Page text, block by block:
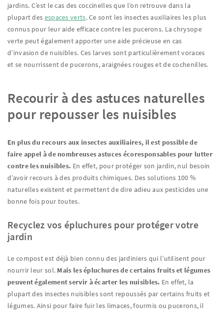
jardins. C’est le cas des coccinelles que l’on retrouve dans la
plupart des espaces verts. Ce sont les insectes auxiliaires les plus
connus pour leur aide efficace contre les pucerons. La chrysope
verte peut également apporter une aide précieuse en cas
d’invasion de nuisibles. Ces larves sont particulièrement voraces
et se nourrissent de pucerons, araignées rouges et de cochenilles.
Recourir à des astuces naturelles
pour repousser les nuisibles
En plus du recours aux insectes auxiliaires, il est possible de
faire appel à de nombreuses astuces écoresponsables pour lutter
contre les nuisibles. En effet, pour protéger son jardin, nul besoin
d’avoir recours à des produits chimiques. Des solutions 100 %
naturelles existent et permettent de dire adieu aux pesticides une
bonne fois pour toutes.
Recyclez vos épluchures pour protéger votre
jardin
Le compost est déjà bien connu des jardiniers qui l’utilisent pour
nourrir leur sol. Mais les épluchures de certains fruits et légumes
peuvent également servir à écarter les nuisibles. En effet, la
plupart des insectes nuisibles sont repoussés par certains fruits et
légumes. Ainsi pour faire fuir les limaces, fourmis ou pucerons, il